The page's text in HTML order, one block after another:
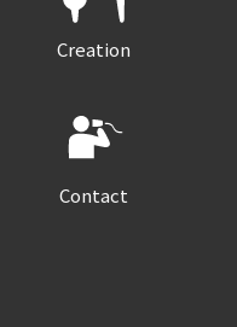
Creation
Contact